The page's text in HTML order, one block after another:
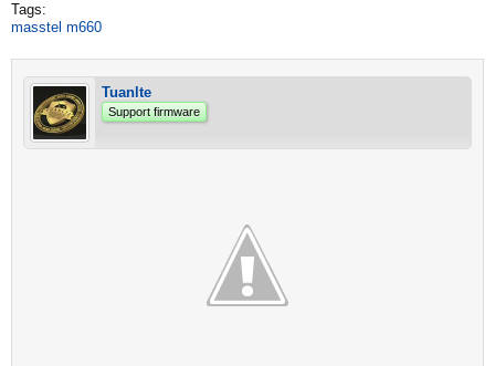
Tags:
masstel m660
Tuanlte
Support firmware